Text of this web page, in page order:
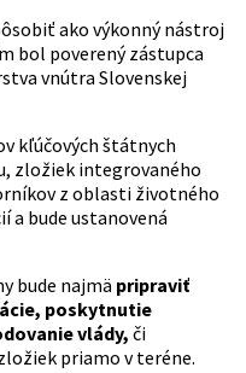
ako výkonný nástroj
bol poverený zástupca
vnútra Slovenskej
kľúčových štátnych
zložiek integrovaného
z oblasti životného
a bude ustanovená
bude najmä pripraviť
poskytnutie
vlády, či
priamo v teréne.